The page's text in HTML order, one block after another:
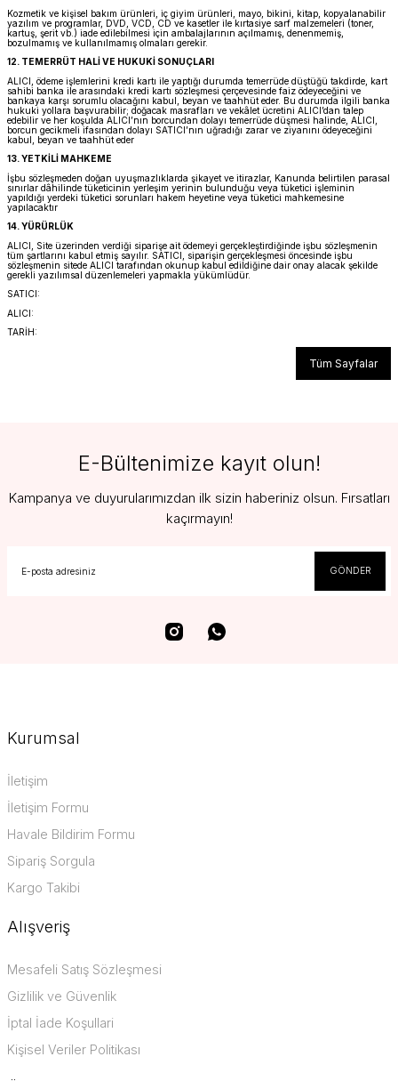
Kozmetik ve kişisel bakım ürünleri, iç giyim ürünleri, mayo, bikini, kitap, kopyalanabilir
yazılım ve programlar, DVD, VCD, CD ve kasetler ile kırtasiye sarf malzemeleri (toner,
kartuş, şerit vb.) iade edilebilmesi için ambalajlarının açılmamış, denenmemiş,
bozulmamış ve kullanılmamış olmaları gerekir.
12. TEMERRÜT HALİ VE HUKUKİ SONUÇLARI
ALICI, ödeme işlemlerini kredi kartı ile yaptığı durumda temerrüde düştüğü takdirde, kart
sahibi banka ile arasındaki kredi kartı sözleşmesi çerçevesinde faiz ödeyeceğini ve
bankaya karşı sorumlu olacağını kabul, beyan ve taahhüt eder. Bu durumda ilgili banka
hukuki yollara başvurabilir; doğacak masrafları ve vekâlet ücretini ALICI’dan talep
edebilir ve her koşulda ALICI’nın borcundan dolayı temerrüde düşmesi halinde, ALICI,
borcun gecikmeli ifasından dolayı SATICI’nın uğradığı zarar ve ziyanını ödeyeceğini
kabul, beyan ve taahhüt eder
13. YETKİLİ MAHKEME
İşbu sözleşmeden doğan uyuşmazlıklarda şikayet ve itirazlar, Kanunda belirtilen parasal
sınırlar dâhilinde tüketicinin yerleşim yerinin bulunduğu veya tüketici işleminin
yapıldığı yerdeki tüketici sorunları hakem heyetine veya tüketici mahkemesine
yapılacaktır
14. YÜRÜRLÜK
ALICI, Site üzerinden verdiği siparişe ait ödemeyi gerçekleştirdiğinde işbu sözleşmenin
tüm şartlarını kabul etmiş sayılır. SATICI, siparişin gerçekleşmesi öncesinde işbu
sözleşmenin sitede ALICI tarafından okunup kabul edildiğine dair onay alacak şekilde
gerekli yazılımsal düzenlemeleri yapmakla yükümlüdür.
SATICI:
ALICI:
TARİH:
Tüm Sayfalar
E-Bültenimize kayıt olun!
Kampanya ve duyurularımızdan ilk sizin haberiniz olsun. Fırsatları
kaçırmayın!
GÖNDER
Kurumsal
İletişim
İletişim Formu
Havale Bildirim Formu
Sipariş Sorgula
Kargo Takibi
Alışveriş
Mesafeli Satış Sözleşmesi
Gizlilik ve Güvenlik
İptal İade Koşullari
Kişisel Veriler Politikası